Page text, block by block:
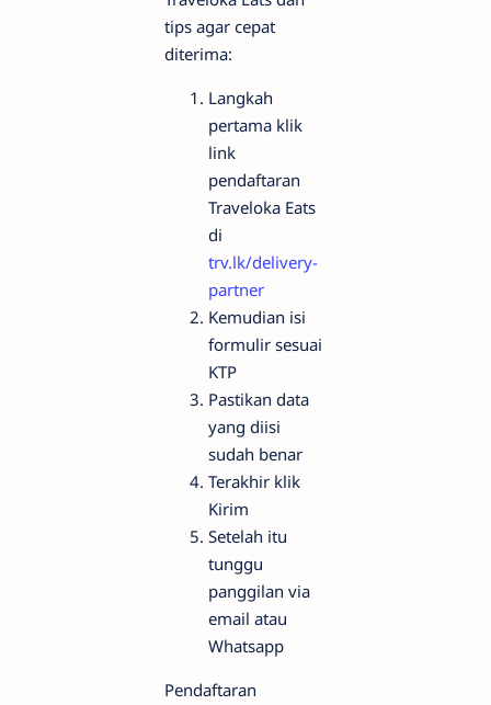
tips agar cepat
diterima:
Langkah
pertama klik
link
pendaftaran
Traveloka Eats
di
trv.lk/delivery-
partner
Kemudian isi
formulir sesuai
KTP
Pastikan data
yang diisi
sudah benar
Terakhir klik
Kirim
Setelah itu
tunggu
panggilan via
email atau
Whatsapp
Pendaftaran